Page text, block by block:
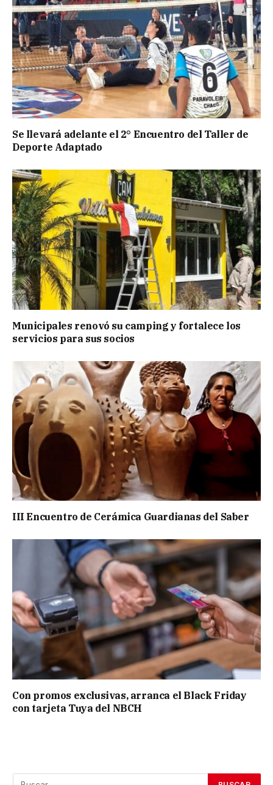
Se llevará adelante el 2° Encuentro del Taller de
Deporte Adaptado
Municipales renovó su camping y fortalece los
servicios para sus socios
III Encuentro de Cerámica Guardianas del Saber
Con promos exclusivas, arranca el Black Friday
con tarjeta Tuya del NBCH